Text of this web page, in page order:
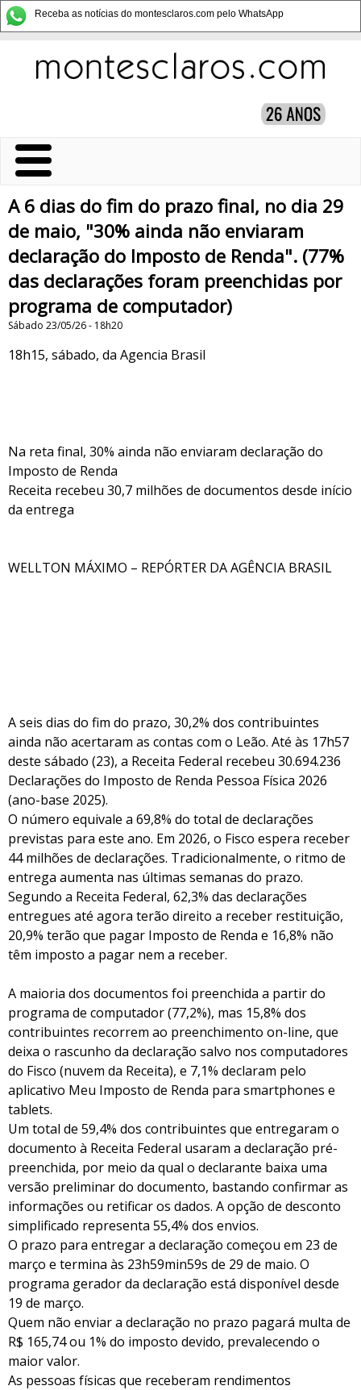
Receba as notícias do montesclaros.com pelo WhatsApp
A 6 dias do fim do prazo final, no dia 29
de maio, "30% ainda não enviaram
declaração do Imposto de Renda". (77%
das declarações foram preenchidas por
programa de computador)
Sábado 23/05/26 - 18h20
18h15, sábado, da Agencia Brasil
Na reta final, 30% ainda não enviaram declaração do
Imposto de Renda
Receita recebeu 30,7 milhões de documentos desde início
da entrega
WELLTON MÁXIMO – REPÓRTER DA AGÊNCIA BRASIL
A seis dias do fim do prazo, 30,2% dos contribuintes
ainda não acertaram as contas com o Leão. Até às 17h57
deste sábado (23), a Receita Federal recebeu 30.694.236
Declarações do Imposto de Renda Pessoa Física 2026
(ano-base 2025).
O número equivale a 69,8% do total de declarações
previstas para este ano. Em 2026, o Fisco espera receber
44 milhões de declarações. Tradicionalmente, o ritmo de
entrega aumenta nas últimas semanas do prazo.
Segundo a Receita Federal, 62,3% das declarações
entregues até agora terão direito a receber restituição,
20,9% terão que pagar Imposto de Renda e 16,8% não
têm imposto a pagar nem a receber.
A maioria dos documentos foi preenchida a partir do
programa de computador (77,2%), mas 15,8% dos
contribuintes recorrem ao preenchimento on-line, que
deixa o rascunho da declaração salvo nos computadores
do Fisco (nuvem da Receita), e 7,1% declaram pelo
aplicativo Meu Imposto de Renda para smartphones e
tablets.
Um total de 59,4% dos contribuintes que entregaram o
documento à Receita Federal usaram a declaração pré-
preenchida, por meio da qual o declarante baixa uma
versão preliminar do documento, bastando confirmar as
informações ou retificar os dados. A opção de desconto
simplificado representa 55,4% dos envios.
O prazo para entregar a declaração começou em 23 de
março e termina às 23h59min59s de 29 de maio. O
programa gerador da declaração está disponível desde
19 de março.
Quem não enviar a declaração no prazo pagará multa de
R$ 165,74 ou 1% do imposto devido, prevalecendo o
maior valor.
As pessoas físicas que receberam rendimentos